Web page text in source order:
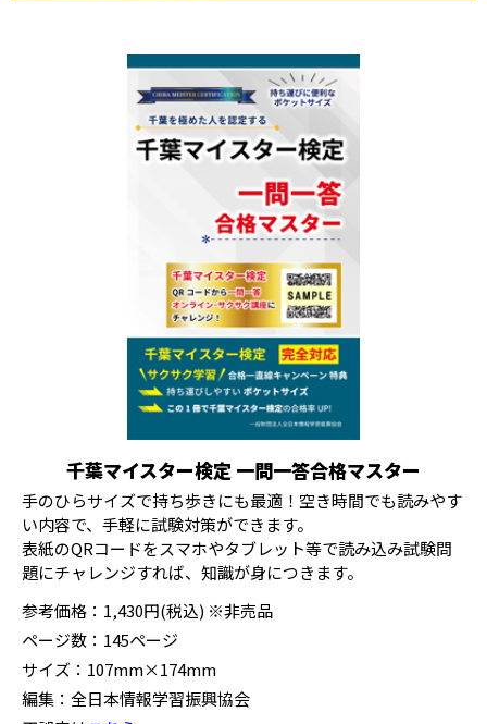
千葉マイスター検定 一問一答合格マスター
手のひらサイズで持ち歩きにも最適！空き時間でも読みやす
い内容で、手軽に試験対策ができます。
表紙のQRコードをスマホやタブレット等で読み込み試験問
題にチャレンジすれば、知識が身につきます。
参考価格：1,430円(税込) ※非売品
ページ数：145ページ
サイズ：107mm×174mm
編集：全日本情報学習振興協会